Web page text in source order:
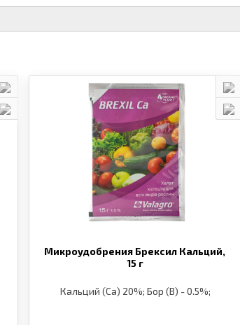
Микроудобрения Брексил Кальций,
15 г
Кальций (Ca) 20%; Бор (B) - 0.5%;